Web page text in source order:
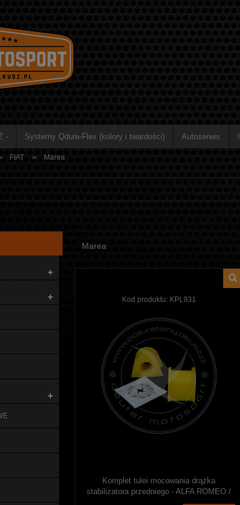
- Systemy Qdure-Flex (kolory i twardości) Autoserwis
FIAT » Marea
+
+
+
Marea
Kod produktu: KPL931
Komplet tulei mocowania drążka
stabilizatora przedniego - ALFA ROMEO /